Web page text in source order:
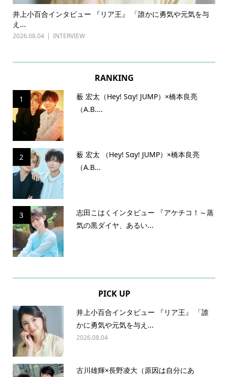
井上小百合インタビュー 『リア王』 「誰かに勇気や元気を与
え...
2026.08.04 INTERVIEW
RANKING
1
薮 宏太（Hey! Sɑy! JUMP）×橋本良亮
（A.B....
2
薮 宏太 （Hey! Sɑy! JUMP）×橋本良亮
（A.B...
3
志田こはくインタビュー 『アケチコ！～蒸
気の黒ダイヤ、あるい...
PICK UP
井上小百合インタビュー 『リア王』 「誰
かに勇気や元気を与え...
2026.08.04
古川雄輝×長野凌大（原因は自分にあ